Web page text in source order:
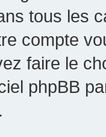
tous les
compte
faire le
phpBB